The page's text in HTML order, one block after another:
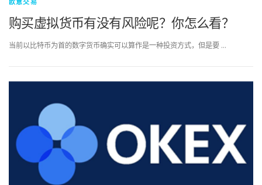
购买虚拟货币有没有风险呢？你怎么看？
当前以比特币为首的数字货币确实可以算作是一种投资方式，但是要 …